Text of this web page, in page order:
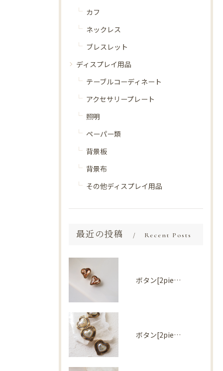
カフ
ネックレス
ブレスレット
ディスプレイ用品
テーブルコーディネート
アクセサリープレート
照明
ペーパー類
背景板
背景布
その他ディスプレイ用品
最近の投稿 Recent Posts
ボタン[2piece] Import parts No2730
ボタン[2piece] Import parts No2727